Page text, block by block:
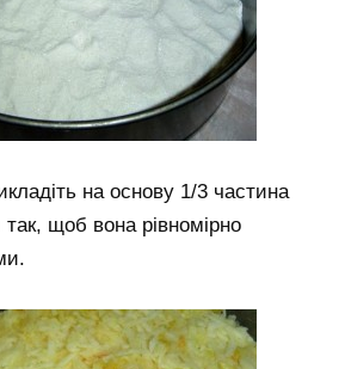
на основу 1/3 частина
щоб вона рівномірно